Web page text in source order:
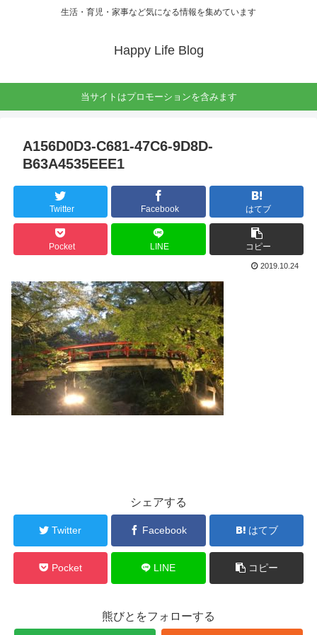
生活・育児・家事など気になる情報を集めています
Happy Life Blog
当サイトはプロモーションを含みます
A156D0D3-C681-47C6-9D8D-
B63A4535EEE1
Twitter Facebook はてブ
Pocket LINE コピー
2019.10.24
シェアする
Twitter Facebook はてブ
Pocket LINE コピー
熊びとをフォローする